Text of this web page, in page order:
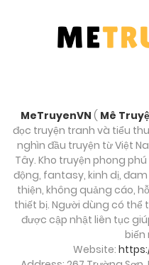
Tháng mười một 15, 2025
Chương 90
Tháng mười một 15, 2025
Chương 89
Tháng mười một 15, 2025
Tháng mười một 15, 2025
MeTruyenVN ( Mê
đọc truyện tranh và tiểu
nghìn đầu truyện từ Việt
Tây. Kho truyện phong
động, fantasy, kinh dị,
thiện, không quảng cáo,
thiết bị. Người dùng có thể
được cập nhật liên tục
biến
Website: